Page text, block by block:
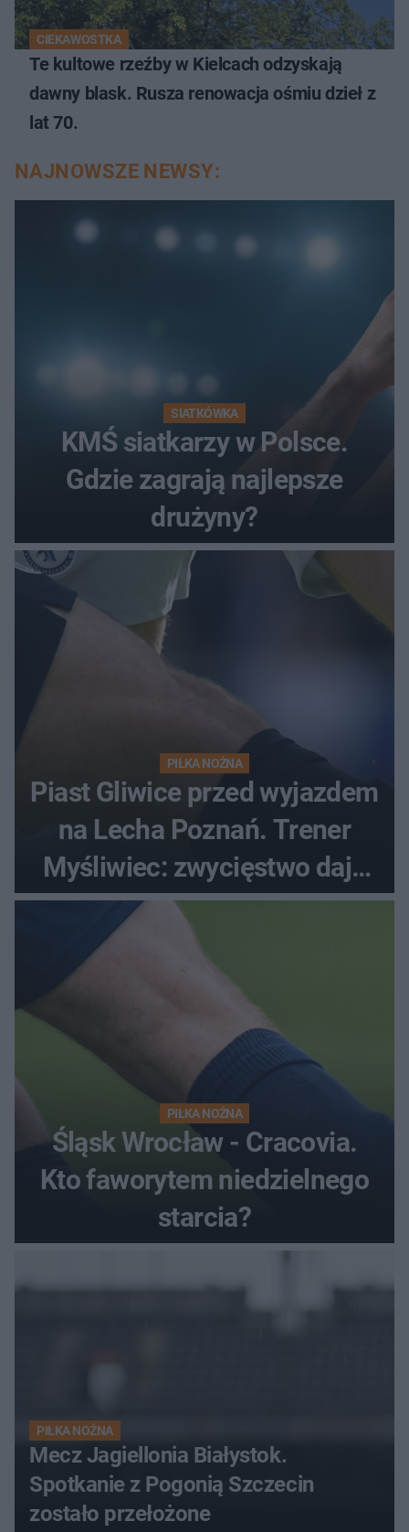
CIEKAWOSTKA
Te kultowe rzeźby w Kielcach odzyskają
dawny blask. Rusza renowacja ośmiu dzieł z
lat 70.
NAJNOWSZE NEWSY:
SIATKÓWKA
KMŚ siatkarzy w Polsce.
Gdzie zagrają najlepsze
drużyny?
PIŁKA NOŻNA
Piast Gliwice przed wyjazdem
na Lecha Poznań. Trener
Myśliwiec: zwycięstwo daje
satysfakcję
PIŁKA NOŻNA
Śląsk Wrocław - Cracovia.
Kto faworytem niedzielnego
starcia?
PIŁKA NOŻNA
Mecz Jagiellonia Białystok.
Spotkanie z Pogonią Szczecin
zostało przełożone